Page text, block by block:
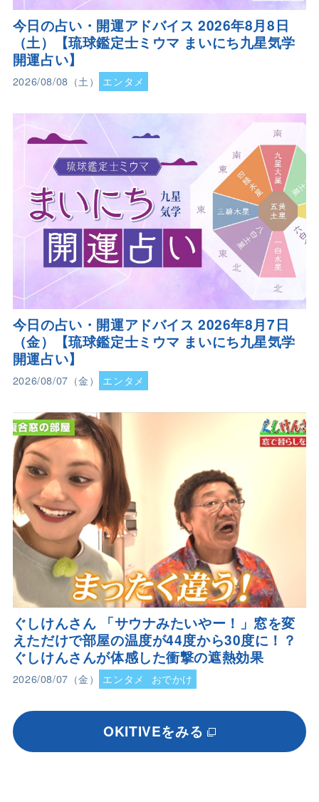
今日の占い・開運アドバイス 2026年8月8日
（土）【琉球鑑定士ミウマ まいにち九星気学
開運占い】
2026/08/08（土） エンタメ
今日の占い・開運アドバイス 2026年8月7日
（金）【琉球鑑定士ミウマ まいにち九星気学
開運占い】
2026/08/07（金） エンタメ
ぐしけんさん 「サウナみたいやー！」窓を変
えただけで部屋の温度が44度から30度に！？
ぐしけんさんが体感した衝撃の遮熱効果
2026/08/07（金） エンタメ おでかけ
OKITIVEをみる